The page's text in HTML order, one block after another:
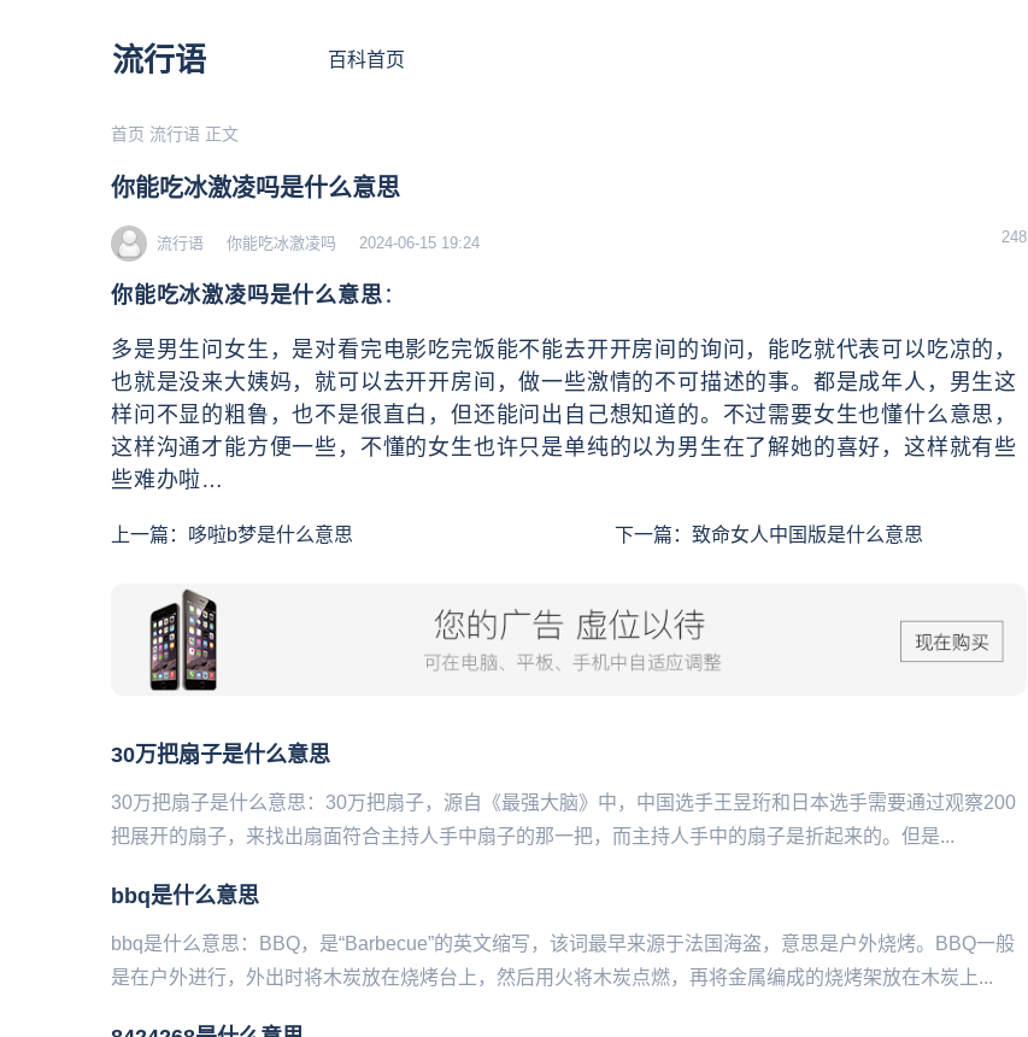
流行语 百科首页
首页 流行语 正文
你能吃冰激凌吗是什么意思
流行语 你能吃冰激凌吗 2024-06-15 19:24 248
你能吃冰激凌吗是什么意思 ：
多是男生问女生，是对看完电影吃完饭能不能去开开房间的询问，能吃就代表可以吃凉的，
也就是没来大姨妈，就可以去开开房间，做一些激情的不可描述的事。都是成年人，男生这
样问不显的粗鲁，也不是很直白，但还能问出自己想知道的。不过需要女生也懂什么意思，
这样沟通才能方便一些，不懂的女生也许只是单纯的以为男生在了解她的喜好，这样就有些
些难办啦…
上一篇： 哆啦b梦是什么意思 下一篇： 致命女人中国版是什么意思
30万把扇子是什么意思
30万把扇子是什么意思：30万把扇子，源自《最强大脑》中，中国选手王昱珩和日本选手需要通过观察200
把展开的扇子，来找出扇面符合主持人手中扇子的那一把，而主持人‌‌‌‌‌‌‌手中的扇子是折起来的。但是...
bbq是什么意思
bbq是什么意思：BBQ，是“Barbecue”的英文缩写，该词最早来源于法国海盗，意思是户外烧烤。BBQ一般
是在户外进行，外出时将木炭放在烧烤台上，然后用火将木炭点燃，再将金属编成的烧烤架放在木炭上...